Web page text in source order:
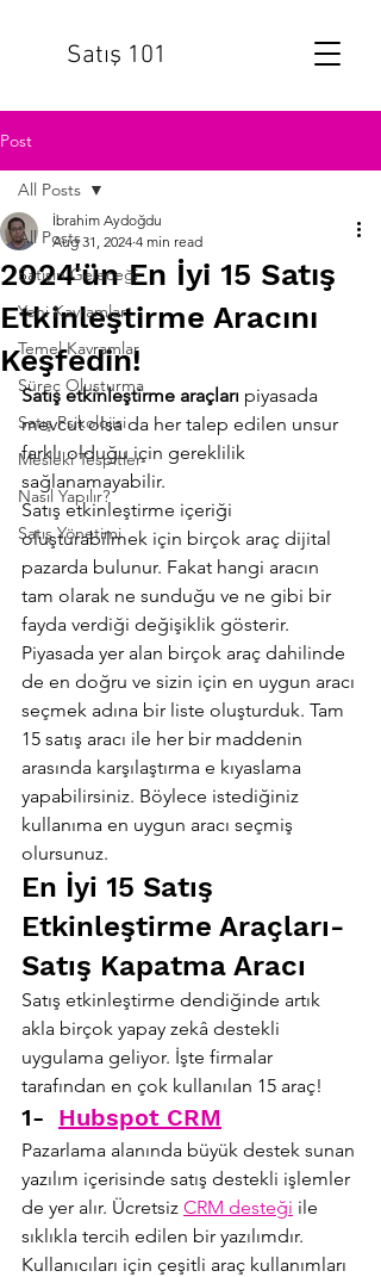
Satış 101
Post
All Posts
Satışın Geleceği
Yeni Kavramlar
Temel Kavramlar
Süreç Oluşturma
Satış Psikolojisi
Mesleki Tespitler
Nasıl Yapılır?
Satış Yönetimi
All Posts
2024'ün En İyi 15 Satış
Etkinleştirme Aracını
Keşfedin!
İbrahim Aydoğdu
Aug 31, 2024 4 min read
Satış etkinleştirme araçları piyasada
mevcut olsa da her talep edilen unsur
farklı olduğu için gereklilik
sağlanamayabilir.
Satış etkinleştirme içeriği
oluşturabilmek için birçok araç dijital
pazarda bulunur. Fakat hangi aracın
tam olarak ne sunduğu ve ne gibi bir
fayda verdiği değişiklik gösterir.
Piyasada yer alan birçok araç dahilinde
de en doğru ve sizin için en uygun aracı
seçmek adına bir liste oluşturduk. Tam
15 satış aracı ile her bir maddenin
arasında karşılaştırma e kıyaslama
yapabilirsiniz. Böylece istediğiniz
kullanıma en uygun aracı seçmiş
olursunuz.
En İyi 15 Satış
Etkinleştirme Araçları-
Satış Kapatma Aracı
Satış etkinleştirme dendiğinde artık
akla birçok yapay zekâ destekli
uygulama geliyor. İşte firmalar
tarafından en çok kullanılan 15 araç!
1- Hubspot CRM
Pazarlama alanında büyük destek sunan
yazılım içerisinde satış destekli işlemler
de yer alır. Ücretsiz CRM desteği ile
sıklıkla tercih edilen bir yazılımdır.
Kullanıcıları için çeşitli araç kullanımları